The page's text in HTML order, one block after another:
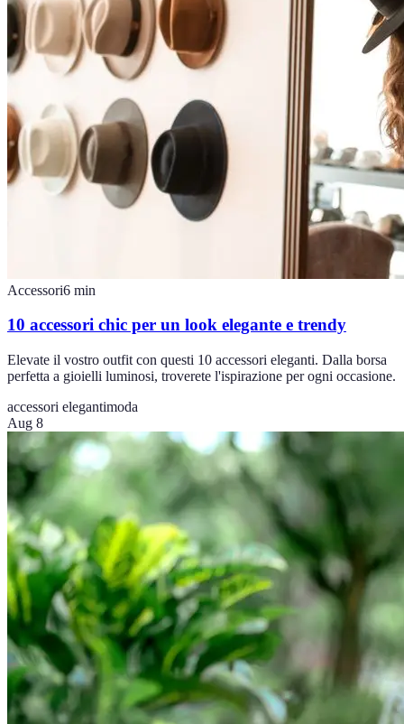
Accessori6 min
10 accessori chic per un look elegante e trendy
Elevate il vostro outfit con questi 10 accessori eleganti. Dalla borsa
perfetta a gioielli luminosi, troverete l'ispirazione per ogni occasione.
accessori elegantimoda
Aug 8